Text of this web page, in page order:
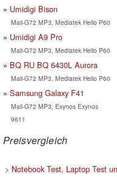
Umidigi Bison
Mali-G72 MP3, Mediatek Helio P60
Umidigi A9 Pro
Mali-G72 MP3, Mediatek Helio P60
BQ RU BQ 6430L Aurora
Mali-G72 MP3, Mediatek Helio P60
Samsung Galaxy F41
Mali-G72 MP3, Exynos Exynos
9611
Preisvergleich
> Notebook Test, Laptop Test